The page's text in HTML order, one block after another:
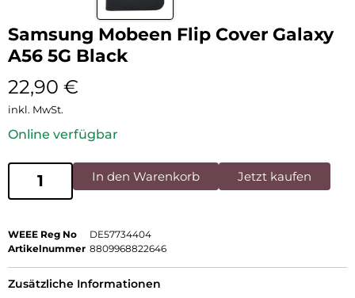
Samsung Mobeen Flip Cover Galaxy
A56 5G Black
22,90 €
inkl. MwSt.
Online verfügbar
In den Warenkorb Jetzt kaufen
WEEE Reg No
DE57734404
Artikelnummer 8809968822646
Zusätzliche Informationen